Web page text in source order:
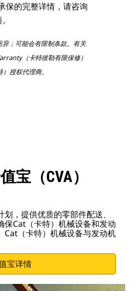
保的完整详情，请咨询
；可能会有限制条款。有关
（卡特彼勒有限保修）
授权代理商。
宝（CVA）
，提供优质的零部件配送、
保Cat（卡特）机械设备和发动
Cat（卡特）机械设备与发动机
宝详情